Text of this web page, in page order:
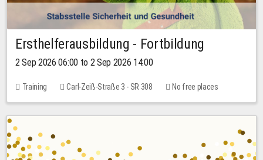
Ersthelferausbildung - Fortbildung
2 Sep 2026 06:00 to 2 Sep 2026 14:00
Training Carl-Zeiß-Straße 3 - SR 308 No free places